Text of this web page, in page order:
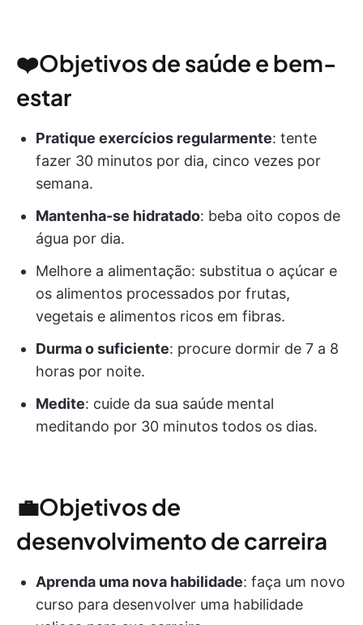
❤️Objetivos de saúde e bem-
estar
Pratique exercícios regularmente: tente
fazer 30 minutos por dia, cinco vezes por
semana.
Mantenha-se hidratado: beba oito copos de
água por dia.
Melhore a alimentação: substitua o açúcar e
os alimentos processados por frutas,
vegetais e alimentos ricos em fibras.
Durma o suficiente: procure dormir de 7 a 8
horas por noite.
Medite: cuide da sua saúde mental
meditando por 30 minutos todos os dias.
💼Objetivos de
desenvolvimento de carreira
Aprenda uma nova habilidade: faça um novo
curso para desenvolver uma habilidade